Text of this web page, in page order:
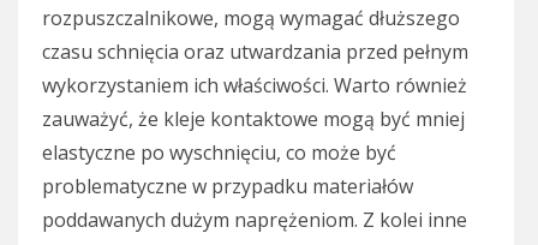
rozpuszczalnikowe, mogą wymagać dłuższego
czasu schnięcia oraz utwardzania przed pełnym
wykorzystaniem ich właściwości. Warto również
zauważyć, że kleje kontaktowe mogą być mniej
elastyczne po wyschnięciu, co może być
problematyczne w przypadku materiałów
poddawanych dużym naprężeniom. Z kolei inne